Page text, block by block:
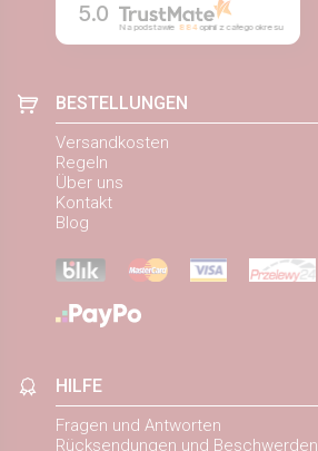
5.0
Na podstawie 884opinii z całego okresu
BESTELLUNGEN
Versandkosten
Regeln
Über uns
Kontakt
Blog
HILFE
Fragen und Antworten
Rücksendungen und Beschwerden